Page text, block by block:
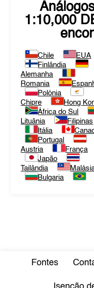
1:10,000
Chile
EUA
Finlândia
Alemanha
Romania
Polónia
Chipre
Hong
África do Sul
Lituânia
Filipinas
Itália
Portugal
Austria
França
Japão
Tailândia
Bulgaria
Fontes